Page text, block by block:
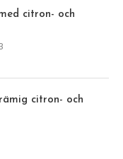
citron- och
citron- och